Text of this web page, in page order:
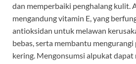
dan memperbaiki penghalang kulit.
mengandung vitamin E, yang
antioksidan untuk melawan
bebas, serta membantu
kering. Mengonsumsi alpukat